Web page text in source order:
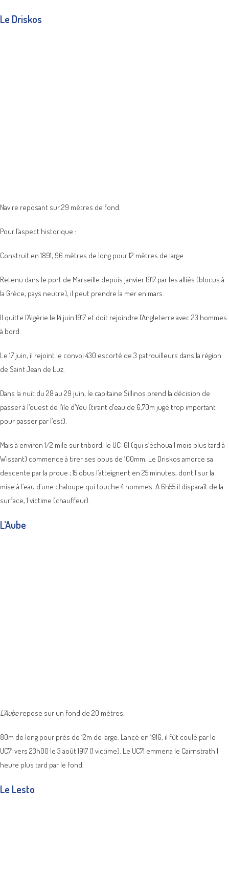
Le Driskos
Navire reposant sur 29 mètres de fond.
Pour l’aspect historique :
Construit en 1891, 96 mètres de long pour 12 mètres de large.
Retenu dans le port de Marseille depuis janvier 1917 par les alliés (blocus à
la Grèce, pays neutre), il peut prendre la mer en mars.
Il quitte l’Algérie le 14 juin 1917 et doit rejoindre l’Angleterre avec 23 hommes
à bord.
Le 17 juin, il rejoint le convoi 430 escorté de 3 patrouilleurs dans la région
de Saint Jean de Luz.
Dans la nuit du 28 au 29 juin, le capitaine Sillinos prend la décision de
passer à l’ouest de l’île d’Yeu (tirant d’eau de 6,70m jugé trop important
pour passer par l’est).
Mais à environ 1/2 mile sur tribord, le UC-61 (qui s’échoua 1 mois plus tard à
Wissant) commence à tirer ses obus de 100mm. Le Driskos amorce sa
descente par la proue ; 15 obus l’atteignent en 25 minutes, dont 1 sur la
mise à l’eau d’une chaloupe qui touche 4 hommes. A 6h55 il disparaît de la
surface, 1 victime (chauffeur).
L’Aube
L’Auberepose sur un fond de 20 mètres.
80m de long pour près de 12m de large. Lancé en 1916, il fût coulé par le
UC71 vers 23h00 le 3 août 1917 (1 victime). Le UC71 emmena le Cairnstrath 1
heure plus tard par le fond.
Le Lesto